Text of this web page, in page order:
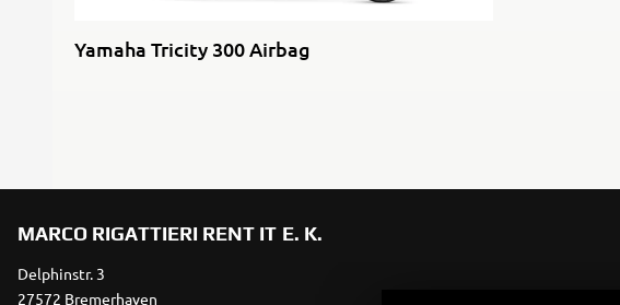
Yamaha Tricity 300 Airbag
MARCO RIGATTIERI RENT IT E. K.
Delphinstr. 3
27572 Bremerhaven